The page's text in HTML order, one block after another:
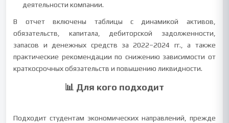
деятельности компании.
В отчет включены таблицы с динамикой активов,
обязательств, капитала, дебиторской задолженности,
запасов и денежных средств за 2022–2024 гг., а также
практические рекомендации по снижению зависимости от
краткосрочных обязательств и повышению ликвидности.
📊 Для кого подходит
Подходит студентам экономических направлений, прежде